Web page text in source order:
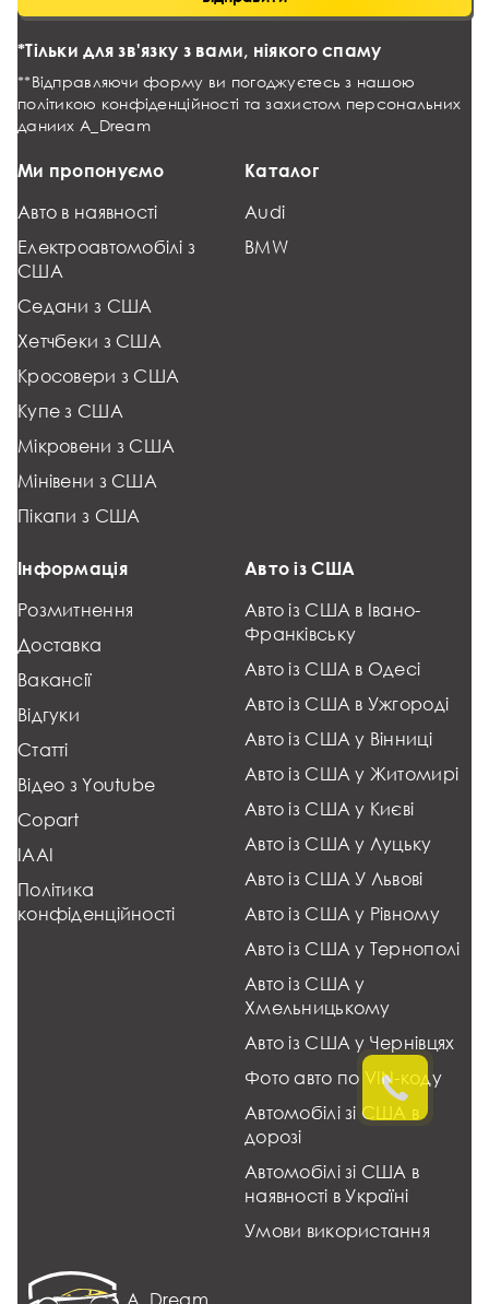
*Тільки для зв'язку з вами, ніякого спаму
**Відправляючи форму ви погоджуєтесь з нашою
політикою конфіденційності та захистом персональних
даниих A_Dream
Ми пропонуємо
Авто в наявності
Електроавтомобілі з
США
Седани з США
Хетчбеки з США
Кросовери з США
Купе з США
Мікровени з США
Мінівени з США
Пікапи з США
Каталог
Audi
BMW
Інформація
Розмитнення
Доставка
Вакансії
Відгуки
Статті
Відео з Youtube
Copart
IAAI
Політика
конфіденційності
Авто із США
Авто із США в Івано-
Франківську
Авто із США в Одесі
Авто із США в Ужгороді
Авто із США у Вінниці
Авто із США у Житомирі
Авто із США у Києві
Авто із США у Луцьку
Авто із США У Львові
Авто із США у Рівному
Авто із США у Тернополі
Авто із США у
Хмельницькому
Авто із США у Чернівцях
Фото авто по VIN-коду
Автомобілі зі США в
дорозі
Автомобілі зі США в
наявності в Україні
Умови використання